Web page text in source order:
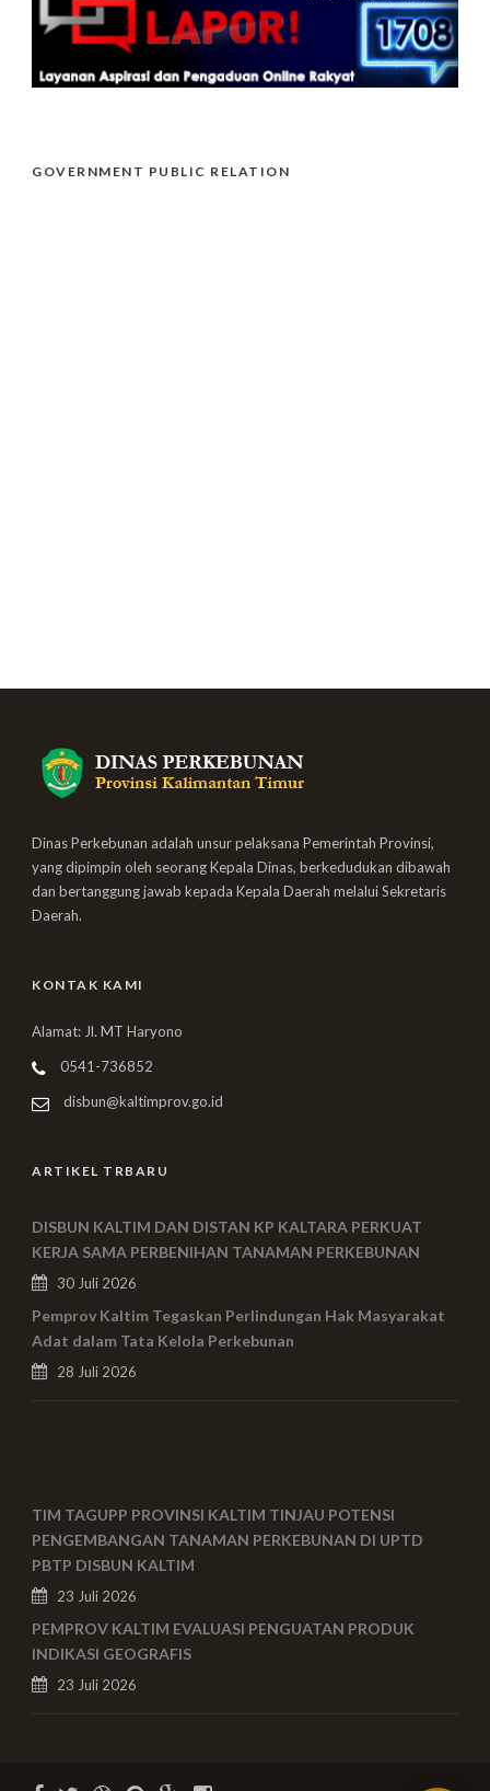
GOVERNMENT PUBLIC RELATION
Dinas Perkebunan adalah unsur pelaksana Pemerintah Provinsi,
yang dipimpin oleh seorang Kepala Dinas, berkedudukan dibawah
dan bertanggung jawab kepada Kepala Daerah melalui Sekretaris
Daerah.
KONTAK KAMI
Alamat: Jl. MT Haryono
0541-736852
disbun@kaltimprov.go.id
ARTIKEL TRBARU
DISBUN KALTIM DAN DISTAN KP KALTARA PERKUAT
KERJA SAMA PERBENIHAN TANAMAN PERKEBUNAN
30 Juli 2026
Pemprov Kaltim Tegaskan Perlindungan Hak Masyarakat
Adat dalam Tata Kelola Perkebunan
28 Juli 2026
TIM TAGUPP PROVINSI KALTIM TINJAU POTENSI
PENGEMBANGAN TANAMAN PERKEBUNAN DI UPTD
PBTP DISBUN KALTIM
23 Juli 2026
PEMPROV KALTIM EVALUASI PENGUATAN PRODUK
INDIKASI GEOGRAFIS
23 Juli 2026